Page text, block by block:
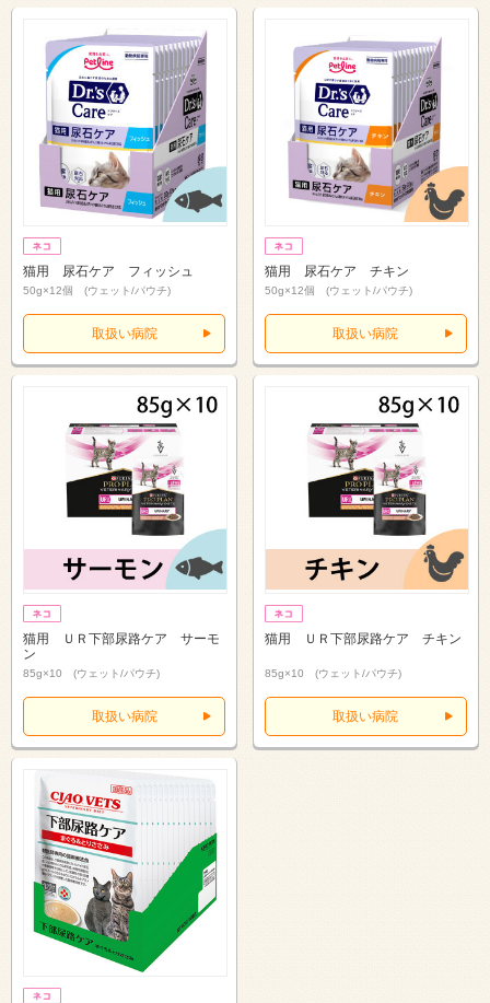
猫用 尿石ケア フィッシュ
50g×12個 (ウェット/パウチ)
取扱い病院
猫用 尿石ケア チキン
50g×12個 (ウェット/パウチ)
取扱い病院
猫用 ＵＲ下部尿路ケア サーモ
ン
85g×10 (ウェット/パウチ)
取扱い病院
猫用 ＵＲ下部尿路ケア チキン
85g×10 (ウェット/パウチ)
取扱い病院